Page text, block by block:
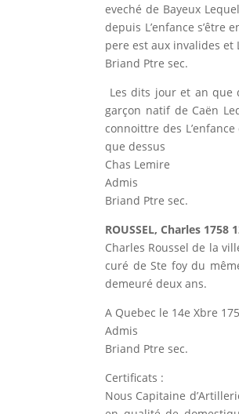
eveché de Bayeux
depuis L’enfance s’être
pere est aux invalides
Briand Ptre sec.
Les dits jour et an que
garçon natif de Caën
connoittre des
que dessus
Chas Lemire
Admis
Briand Ptre sec.
ROUSSEL, Charles 1758
Charles Roussel de la
curé de Ste foy du
demeuré deux ans.
A Quebec le 14e Xbre
Admis
Briand Ptre sec.
Certificats :
Nous Capitaine